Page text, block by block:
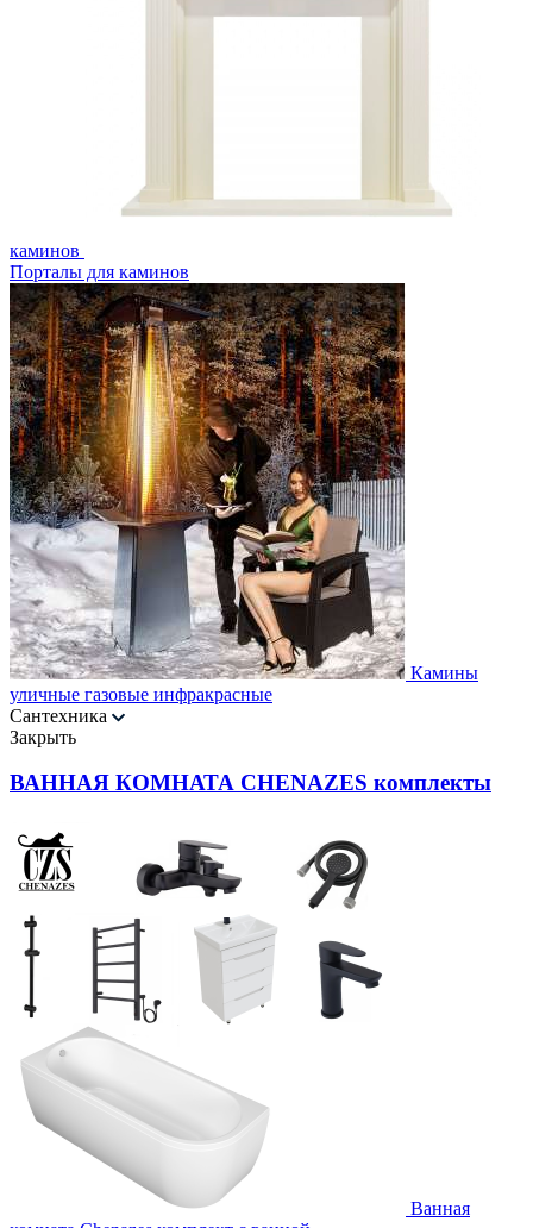
каминов
Порталы для каминов
Камины
уличные газовые инфракрасные
Сантехника
Закрыть
ВАННАЯ КОМНАТА CHENAZES комплекты
Ванная